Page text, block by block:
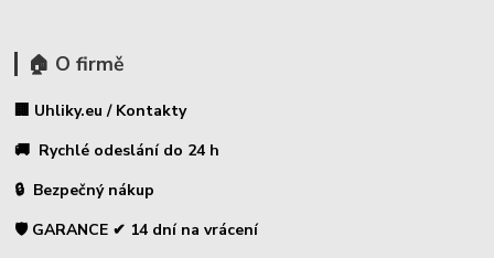
🏠 O firmě
🏢 Uhliky.eu / Kontakty
🚚 Rychlé odeslání do 24 h
🔒 Bezpečný nákup
🛡️ GARANCE ✔ 14 dní na vrácení